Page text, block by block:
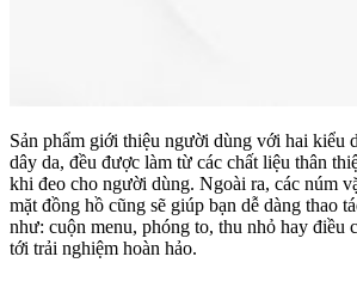
Sản phẩm giới thiệu người dùng với hai kiểu
dây da, đều được làm từ các chất liệu thân
khi đeo cho người dùng. Ngoài ra, các núm
mặt đồng hồ cũng sẽ giúp bạn dễ dàng thao
như: cuộn menu, phóng to, thu nhỏ hay điều
tới trải nghiệm hoàn hảo.